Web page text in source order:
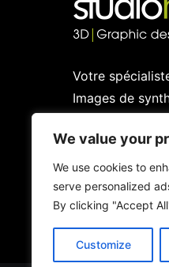
We value your
We use cookies to
serve personalized
By clicking "Accept
Customize
Votre
Images de